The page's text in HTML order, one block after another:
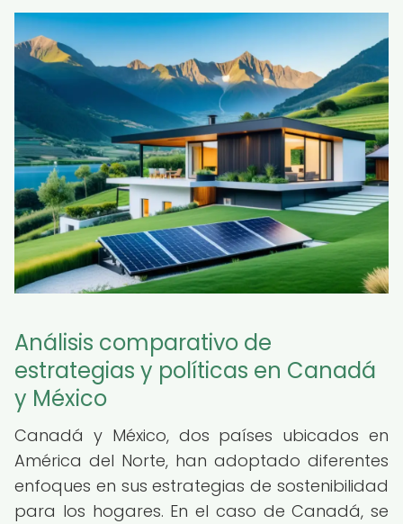
Análisis comparativo de
estrategias y políticas en Canadá
y México
Canadá y México, dos países ubicados en
América del Norte, han adoptado diferentes
enfoques en sus estrategias de sostenibilidad
para los hogares. En el caso de Canadá, se